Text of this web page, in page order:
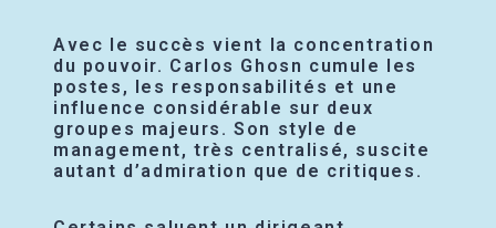
Avec le succès vient la concentration
du pouvoir. Carlos Ghosn cumule les
postes, les responsabilités et une
influence considérable sur deux
groupes majeurs. Son style de
management, très centralisé, suscite
autant d’admiration que de critiques.